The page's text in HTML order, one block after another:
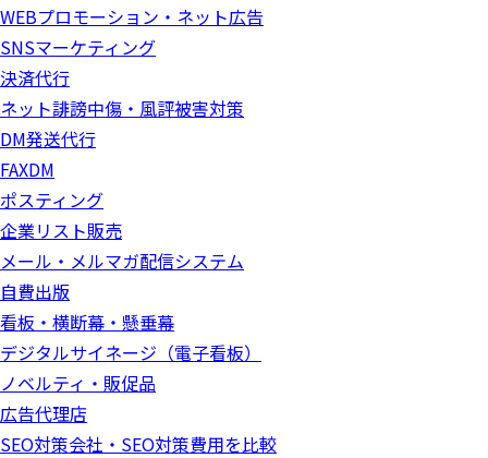
WEBプロモーション・ネット広告
SNSマーケティング
決済代行
ネット誹謗中傷・風評被害対策
DM発送代行
FAXDM
ポスティング
企業リスト販売
メール・メルマガ配信システム
自費出版
看板・横断幕・懸垂幕
デジタルサイネージ（電子看板）
ノベルティ・販促品
広告代理店
SEO対策会社・SEO対策費用を比較